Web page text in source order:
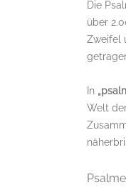
Die
über
Zweifel
In
Welt